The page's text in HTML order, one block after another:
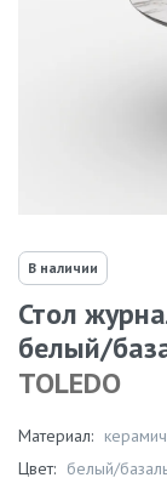
В наличии
Стол
белый/
TOLEDO
Материал:
Цвет: белый/